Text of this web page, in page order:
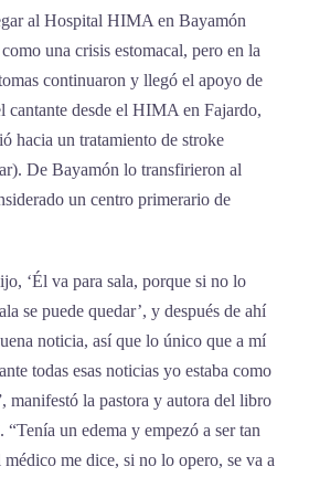
al Hospital HIMA en Bayamón
una crisis estomacal, pero en la
continuaron y llegó el apoyo de
cantante desde el HIMA en Fajardo,
hacia un tratamiento de stroke
De Bayamón lo transfirieron al
un centro primerario de
‘Él va para sala, porque si no lo
se puede quedar’, y después de ahí
noticia, así que lo único que a mí
todas esas noticias yo estaba como
manifestó la pastora y autora del libro
un edema y empezó a ser tan
médico me dice, si no lo opero, se va a